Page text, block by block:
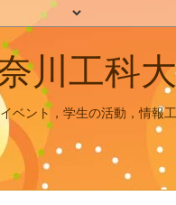
川工科
ベント，学生の活動，情報